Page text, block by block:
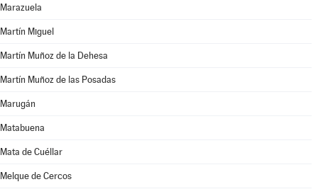
Marazuela
Martín Miguel
Martín Muñoz de la Dehesa
Martín Muñoz de las Posadas
Marugán
Matabuena
Mata de Cuéllar
Melque de Cercos